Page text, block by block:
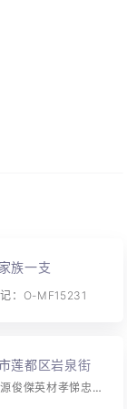
族一支
：O-MF15231
莲都区岩泉街道
字辈：千百萬源俊傑英材孝悌忠信世代傳芳文賢敏哲敦厚溫恭詩書禮樂富豪華煌